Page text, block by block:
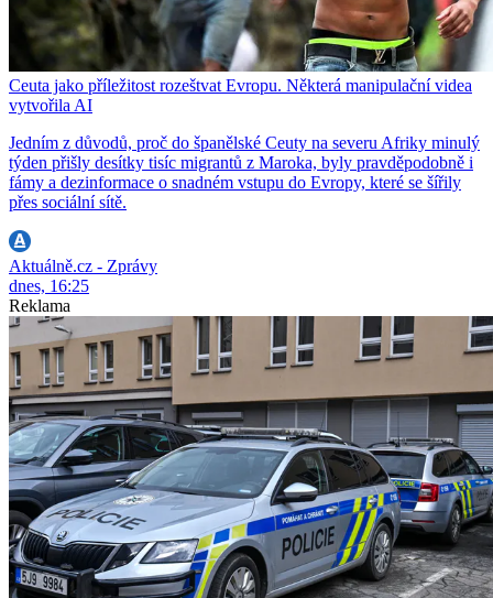
Ceuta jako příležitost rozeštvat Evropu. Některá manipulační videa
vytvořila AI
Jedním z důvodů, proč do španělské Ceuty na severu Afriky minulý
týden přišly desítky tisíc migrantů z Maroka, byly pravděpodobně i
fámy a dezinformace o snadném vstupu do Evropy, které se šířily
přes sociální sítě.
Aktuálně.cz - Zprávy
dnes, 16:25
Reklama